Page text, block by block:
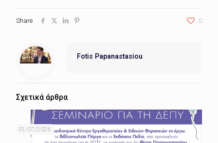
Share 0
Fotis Papanastasiou
Σχετικά άρθρα
01/07/2026